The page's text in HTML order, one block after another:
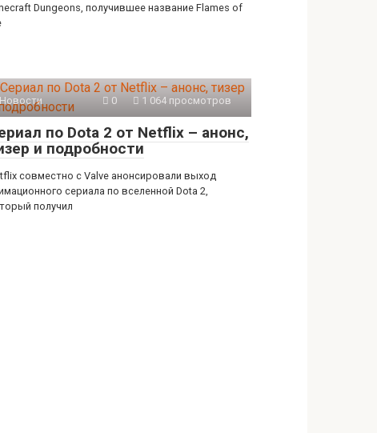
Dungeons, получившее название Flames of
Новости 0 1 064 просмотров
по Dota 2 от Netflix – анонс,
и подробности
совместно с Valve анонсировали выход
сериала по вселенной Dota 2,
получил